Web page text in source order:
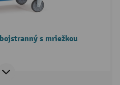
s mriežkou